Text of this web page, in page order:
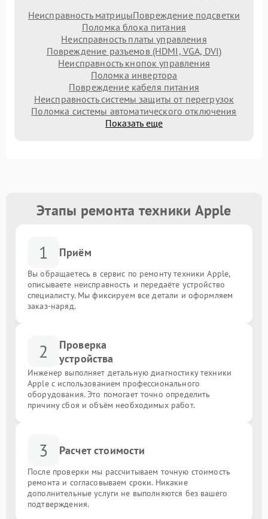
Неисправность матрицыПовреждение подсветки
Поломка блока питания
Неисправность платы управления
Повреждение разъемов (HDMI, VGA, DVI)
Неисправность кнопок управления
Поломка инвертора
Повреждение кабеля питания
Неисправность системы защиты от перегрузок
Поломка системы автоматического отключения
Показать еще
Этапы ремонта техники Apple
1 Приём
Вы обращаетесь в сервис по ремонту техники Apple,
описываете неисправность и передаёте устройство
специалисту. Мы фиксируем все детали и оформляем
заказ-наряд.
2
Проверка
устройства
Инженер выполняет детальную диагностику техники
Apple с использованием профессионального
оборудования. Это помогает точно определить
причину сбоя и объём необходимых работ.
3 Расчет стоимости
После проверки мы рассчитываем точную стоимость
ремонта и согласовываем сроки. Никакие
дополнительные услуги не выполняются без вашего
подтверждения.